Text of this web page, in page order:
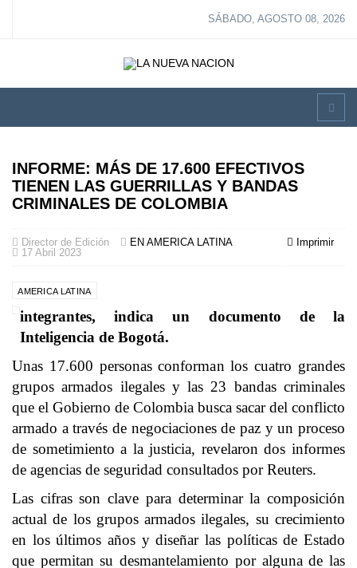
SÁBADO, AGOSTO 08, 2026
INFORME: MÁS DE 17.600 EFECTIVOS
TIENEN LAS GUERRILLAS Y BANDAS
CRIMINALES DE COLOMBIA
Imprimir
Director de Edición
EN AMERICA LATINA
17 Abril 2023
AMERICA LATINA
integrantes, indica un documento de la
Inteligencia de Bogotá.
Unas 17.600 personas conforman los cuatro grandes
grupos armados ilegales y las 23 bandas criminales
que el Gobierno de Colombia busca sacar del conflicto
armado a través de negociaciones de paz y un proceso
de sometimiento a la justicia, revelaron dos informes
de agencias de seguridad consultados por Reuters.
Las cifras son clave para determinar la composición
actual de los grupos armados ilegales, su crecimiento
en los últimos años y diseñar las políticas de Estado
que permitan su desmantelamiento por alguna de las